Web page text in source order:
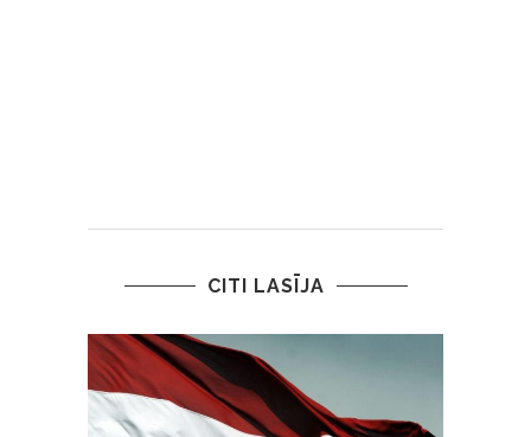
CITI LASĪJA